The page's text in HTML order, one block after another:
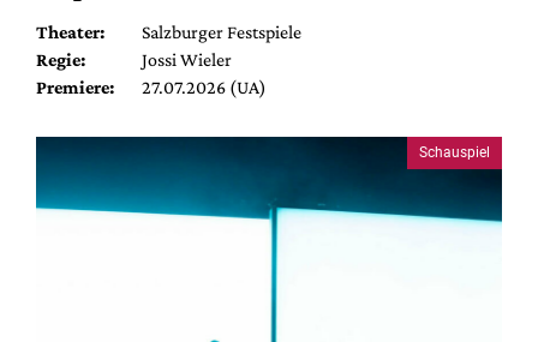
Theater:
Salzburger Festspiele
Regie:
Jossi Wieler
Premiere:
27.07.2026 (UA)
Schauspiel